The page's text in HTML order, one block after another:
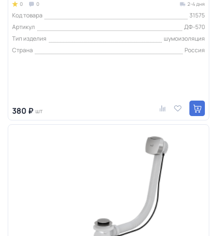
0 0 2-4 дня
Код товара
31575
Артикул
ДФ-570
Тип изделия
шумоизоляция
Страна
Россия
380 ₽ шт